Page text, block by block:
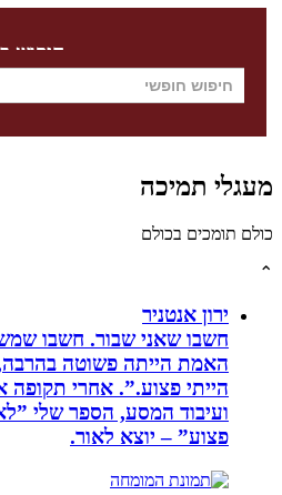
חיפוש באתר
תמיכה
בכולם
ירון אנטניר
חשבו שאני שבור. חשבו שמשהו
האמת הייתה פשוטה בהרבה, ”לא
הייתי פצוע.”. אחרי תקופה
ועיבוד המסע, הספר שלי ”לא
פצוע” – יוצא לאור.